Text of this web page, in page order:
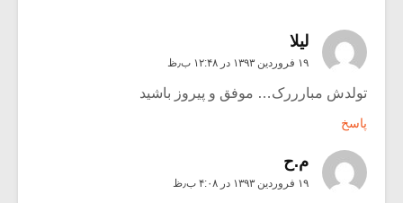
لیلا
۱۹ فروردین ۱۳۹۳ در ۱۲:۴۸ ب٫ظ
تولدش مبارررک… موفق و پیروز باشید
پاسخ
م.ح
۱۹ فروردین ۱۳۹۳ در ۴:۰۸ ب٫ظ